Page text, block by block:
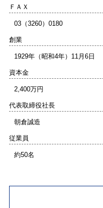
ＦＡＸ
03（3260）0180
創業
1929年（昭和4年）11月6日
資本金
2,400万円
代表取締役社長
朝倉誠造
従業員
約50名